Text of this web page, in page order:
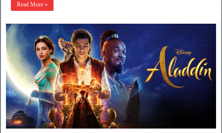
1080P]
(2019)
ลา
ดิน
[พากย์
ไทย
5.1
แท้
+
เสียง
อังกฤษ
DTS]
[บรรยาย
Read More »